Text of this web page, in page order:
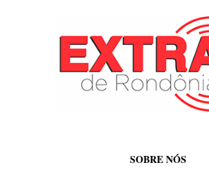
SOBRE NÓS